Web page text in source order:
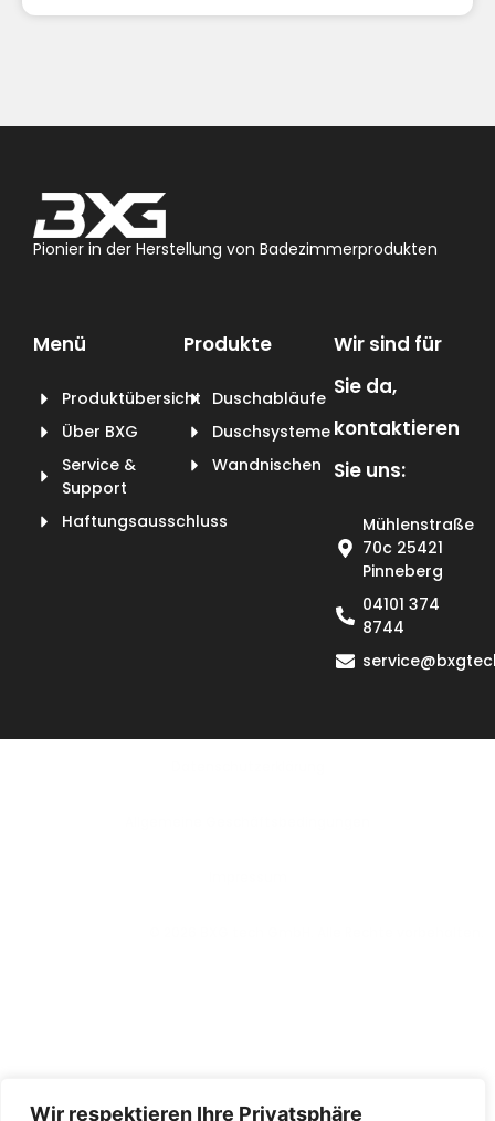
Wir respektieren Ihre Privatsphäre
Pionier in der Herstellung von Badezimmerprodukten
Menü
Produktübersicht
Über BXG
Service &
Support
Haftungsausschluss
Produkte
Duschabläufe
Duschsysteme
Wandnischen
Wir sind für
Sie da,
kontaktieren
Sie uns:
Mühlenstraße
70c 25421
Pinneberg
04101 374
8744